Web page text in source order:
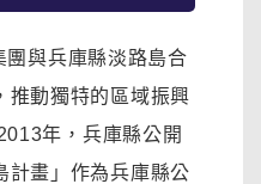
與兵庫縣淡路島合
推動獨特的區域振興
年，兵庫縣公開
計畫」作為兵庫縣公